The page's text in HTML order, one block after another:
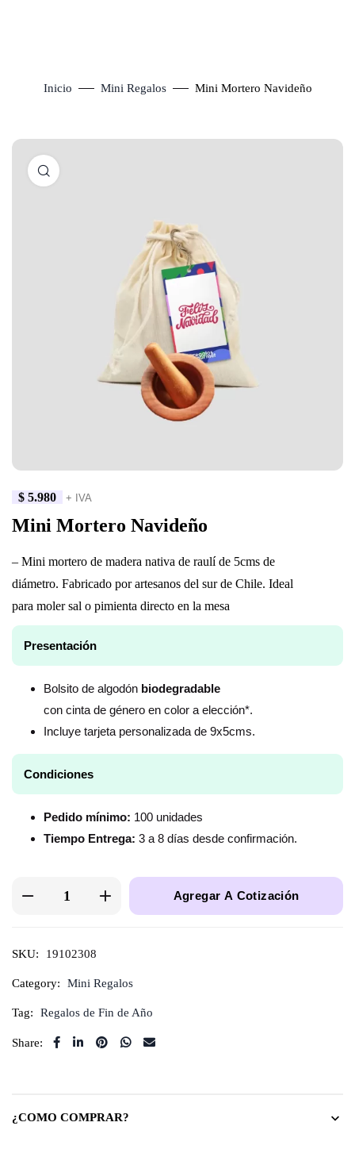
Inicio Mini Regalos Mini Mortero Navideño
$ 5.980 + IVA
Mini Mortero Navideño
– Mini mortero de madera nativa de raulí de 5cms de
diámetro. Fabricado por artesanos del sur de Chile. Ideal
para moler sal o pimienta directo en la mesa
Presentación
Bolsito de algodón biodegradable
con cinta de género en color a elección*.
Incluye tarjeta personalizada de 9x5cms.
Condiciones
Pedido mínimo: 100 unidades
Tiempo Entrega: 3 a 8 días desde confirmación.
Agregar A Cotización
SKU: 19102308
Category: Mini Regalos
Tag: Regalos de Fin de Año
Share:
¿COMO COMPRAR?